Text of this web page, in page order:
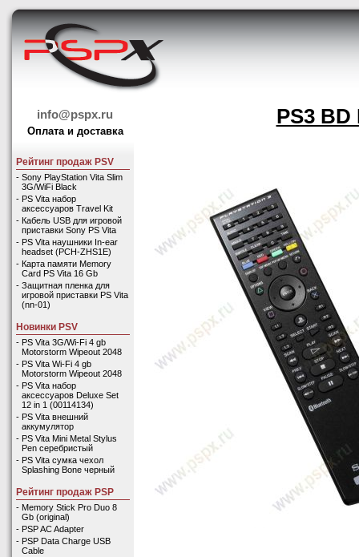
info@pspx.ru
Оплата и доставка
Рейтинг продаж PSV
- Sony PlayStation Vita Slim
3G/WiFi Black
- PS Vita набор
аксессуаров Travel Kit
- Кабель USB для игровой
приставки Sony PS Vita
- PS Vita наушники In-ear
headset (PCH-ZHS1E)
- Карта памяти Memory
Card PS Vita 16 Gb
- Защитная пленка для
игровой приставки PS Vita
(nn-01)
Новинки PSV
- PS Vita 3G/Wi-Fi 4 gb
Motorstorm Wipeout 2048
- PS Vita Wi-Fi 4 gb
Motorstorm Wipeout 2048
- PS Vita набор
аксессуаров Deluxe Set
12 in 1 (00114134)
- PS Vita внешний
аккумулятор
- PS Vita Mini Metal Stylus
Pen серебристый
- PS Vita сумка чехол
Splashing Bone черный
Рейтинг продаж PSP
- Memory Stick Pro Duo 8
Gb (original)
- PSP AC Adapter
- PSP Data Charge USB
Cable
PS3